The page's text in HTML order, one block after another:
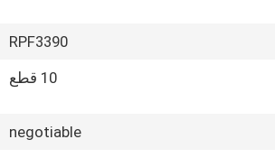
RPF3390
10 قطع
negotiable